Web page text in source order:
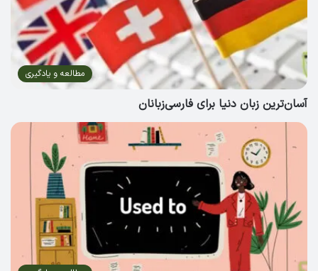
مطالعه و یادگیری
آسان‌ترین زبان دنیا برای فارسی‌زبانان